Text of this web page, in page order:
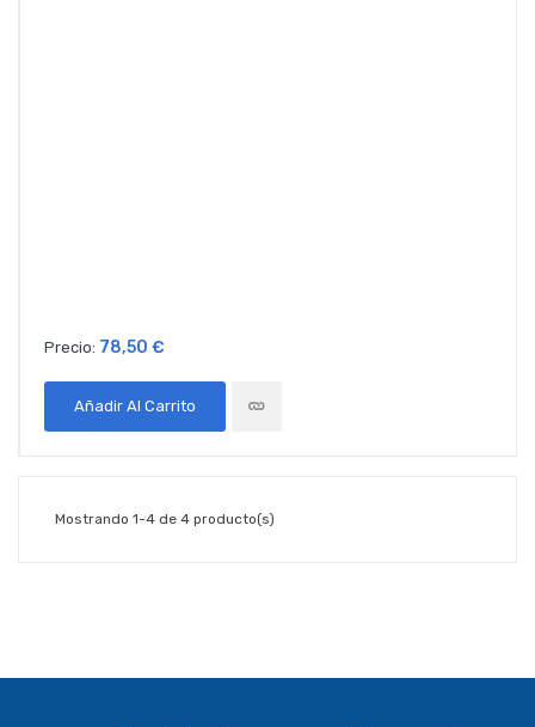
Precio: 78,50 €
Añadir Al Carrito
Mostrando 1-4 de 4 producto(s)